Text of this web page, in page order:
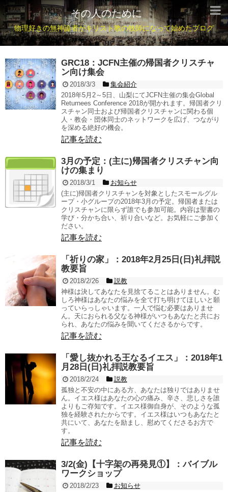
その人のために
物理好きの無神論者がキリスト教の牧師になって始めたブログ
GRC18：JCFN主催の帰国者クリスチャ
ン向け集会
2018/3/3
集会紹介
2018年5月2～5日、山梨にてJCFN主催の集会Global
Returnees Conference 2018が開かれます。帰国者クリ
スチャン同士および帰国者クリスチャンに関わる個
人・教会・団体同士のネットワークを広げ、つながり
を深める絶好の機会。
記事を読む
3月の予定：(主に)帰国者クリスチャン向
けの集まり
2018/3/1
お知らせ
(主に)帰国者クリスチャンを対象としたスモールグル
ープ・小グループの2018年3月の予定。帰国者または
クリスチャンに限らず誰でも参加可能。内容は聖書の
学び・分かち合い、祈り合いなど。お気軽にご参加く
ださい。
記事を読む
「祈りの家」：2018年2月25日(日)礼拝説
教要旨
2018/2/26
説教
神様は決してあなたを見捨てることはありません。む
しろ神様はあなたの悩みを全て打ち明けてほしいと願
っていらっしゃいます。一人で悩む必要はありませ
ん。天におられる父なる神様がいつもあなたと共にお
られ、あなたの悩みを聞いてくださるからです。
記事を読む
「愛し抜かれる王なるイエス」：2018年1
月28日(日)礼拝説教要旨
2018/2/24
説教
孤独と不安の中にある方、あなたは独りではありませ
ん。イエス様はあなたの心の痛み、辛さ、悲しさを誰
よりもご存知です。イエス様御自身が、そのような孤
独を経験されたからです。イエス様はいつもあなたと
共にいて、あなたを励まし、慰めてくださるお方で
す。
記事を読む
3/2(金)【十字架の再発見①】：バイブル
ワークショップ
2018/2/23
お知らせ